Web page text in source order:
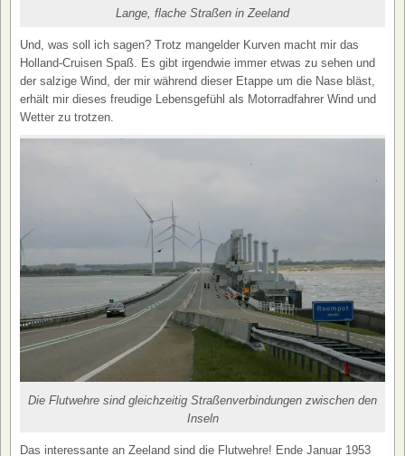
Lange, flache Straßen in Zeeland
Und, was soll ich sagen? Trotz mangelder Kurven macht mir das
Holland-Cruisen Spaß. Es gibt irgendwie immer etwas zu sehen und
der salzige Wind, der mir während dieser Etappe um die Nase bläst,
erhält mir dieses freudige Lebensgefühl als Motorradfahrer Wind und
Wetter zu trotzen.
Die Flutwehre sind gleichzeitig Straßenverbindungen zwischen den
Inseln
Das interessante an Zeeland sind die Flutwehre! Ende Januar 1953